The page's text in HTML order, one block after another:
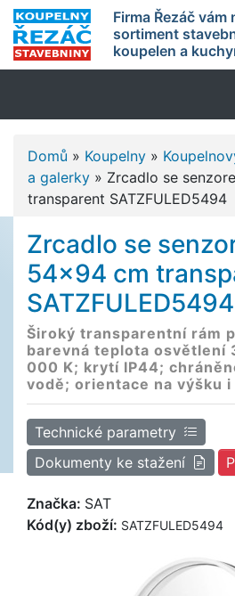
Firma Řezáč
sortiment
koupelen a
Domů » Koupelny »
a galerky » Zrcadlo se
transparent SATZFULED5494
Zrcadlo se
54x94 cm
SATZFULED5494
Široký transparentní rám
barevná teplota osvětlení
000 K; krytí IP44;
vodě; orientace na výšku i
Technické parametry
Dokumenty ke stažení
Značka: SAT
Kód(y) zboží: SATZFULED5494